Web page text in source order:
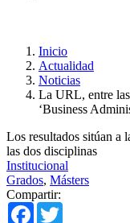
Inicio
Actualidad
Noticias
La URL, entre
‘Business
Los resultados sitúan a
las dos disciplinas
Institucional
Grados, Másters
Compartir:
Facebook